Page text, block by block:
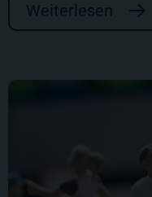
Weiterlesen